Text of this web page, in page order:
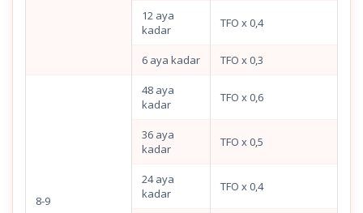
12 aya
kadar
TFO x 0,4
6 aya kadar TFO x 0,3
8-9
48 aya
kadar
TFO x 0,6
36 aya
kadar
TFO x 0,5
24 aya
kadar
TFO x 0,4